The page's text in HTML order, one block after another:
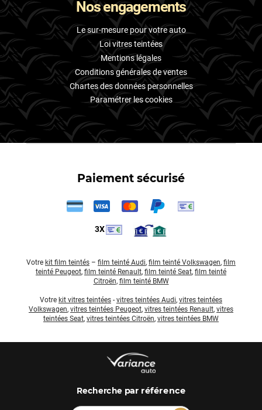
Nos engagements
Le sur-mesure pour votre auto
Loi vitres teintées
Mentions légales
Conditions générales de ventes
Chartes des données personnelles
Paramétrer les cookies
Paiement sécurisé
3X
Votre kit film teintés – film teinté Audi, film teinté Volkswagen, film
teinté Peugeot, film teinté Renault, film teinté Seat, film teinté
Citroën, film teinté BMW
Votre kit vitres teintées - vitres teintées Audi, vitres teintées
Volkswagen, vitres teintées Peugeot, vitres teintées Renault, vitres
teintées Seat, vitres teintées Citroën, vitres teintées BMW
Recherchepar référence